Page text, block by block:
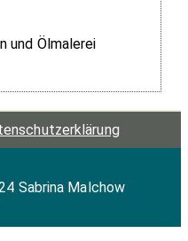
und Ölmalerei
Sabrina Malchow